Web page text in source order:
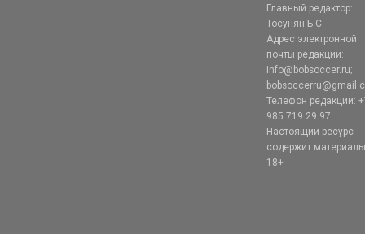
Главный редактор:
Тосунян Б.С.
Адрес электронной
почты редакции:
info@bobsoccer.ru;
Телефон редакции:
985 719 29 97
Настоящий ресурс
содержит
18+